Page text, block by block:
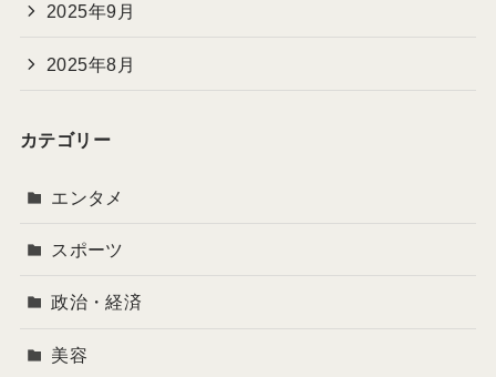
2025年9月
2025年8月
カテゴリー
エンタメ
スポーツ
政治・経済
美容